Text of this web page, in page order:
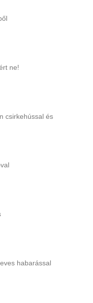
ne!
csirkehússal és
habarással